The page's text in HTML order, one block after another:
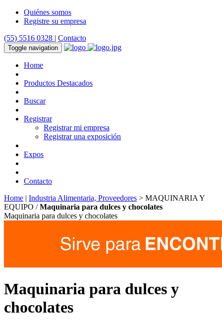
Quiénes somos
Registre su empresa
(55) 5516 0328 | Contacto
Toggle navigation
Home
Productos Destacados
Buscar
Registrar
Registrar mi empresa
Registrar una exposición
Expos
Contacto
Home | Industria Alimentaria, Proveedores > MAQUINARIA Y
EQUIPO /Maquinaria para dulces y chocolates
Maquinaria para dulces y chocolates
Maquinaria para dulces y
chocolates